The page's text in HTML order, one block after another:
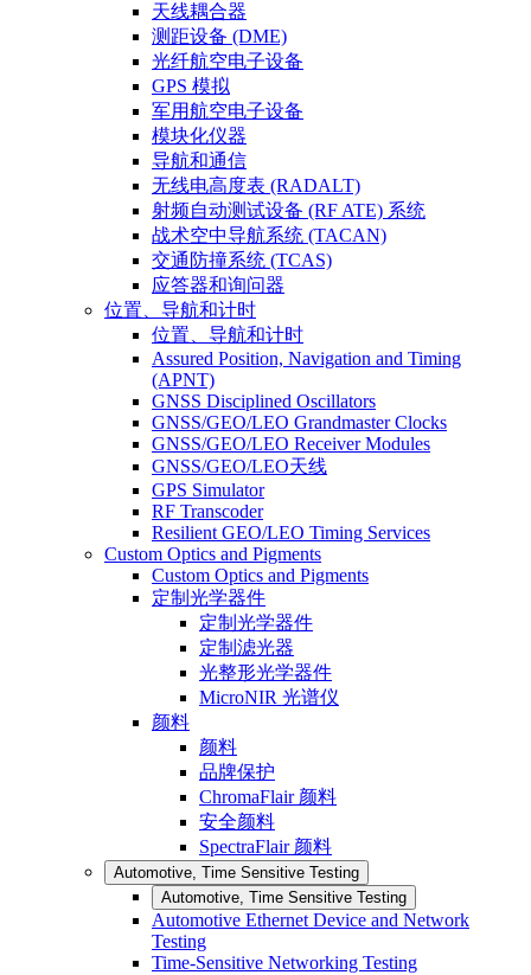
天线耦合器
测距设备 (DME)
光纤航空电子设备
GPS 模拟
军用航空电子设备
模块化仪器
导航和通信
无线电高度表 (RADALT)
射频自动测试设备 (RF ATE) 系统
战术空中导航系统 (TACAN)
交通防撞系统 (TCAS)
应答器和询问器
位置、导航和计时
位置、导航和计时
Assured Position, Navigation and Timing
(APNT)
GNSS Disciplined Oscillators
GNSS/GEO/LEO Grandmaster Clocks
GNSS/GEO/LEO Receiver Modules
GNSS/GEO/LEO天线
GPS Simulator
RF Transcoder
Resilient GEO/LEO Timing Services
Custom Optics and Pigments
Custom Optics and Pigments
定制光学器件
定制光学器件
定制滤光器
光整形光学器件
MicroNIR 光谱仪
颜料
颜料
品牌保护
ChromaFlair 颜料
安全颜料
SpectraFlair 颜料
Automotive, Time Sensitive Testing
Automotive, Time Sensitive Testing
Automotive Ethernet Device and Network
Testing
Time-Sensitive Networking Testing